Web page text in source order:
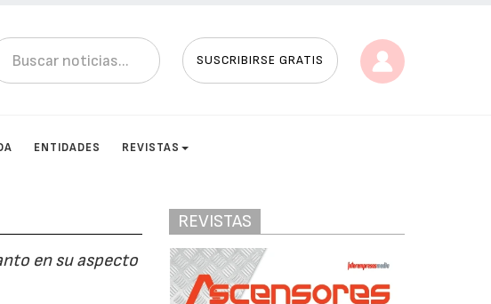
SUSCRIBIRSE GRATIS
ENTIDADES REVISTAS
en su aspecto
REVISTAS